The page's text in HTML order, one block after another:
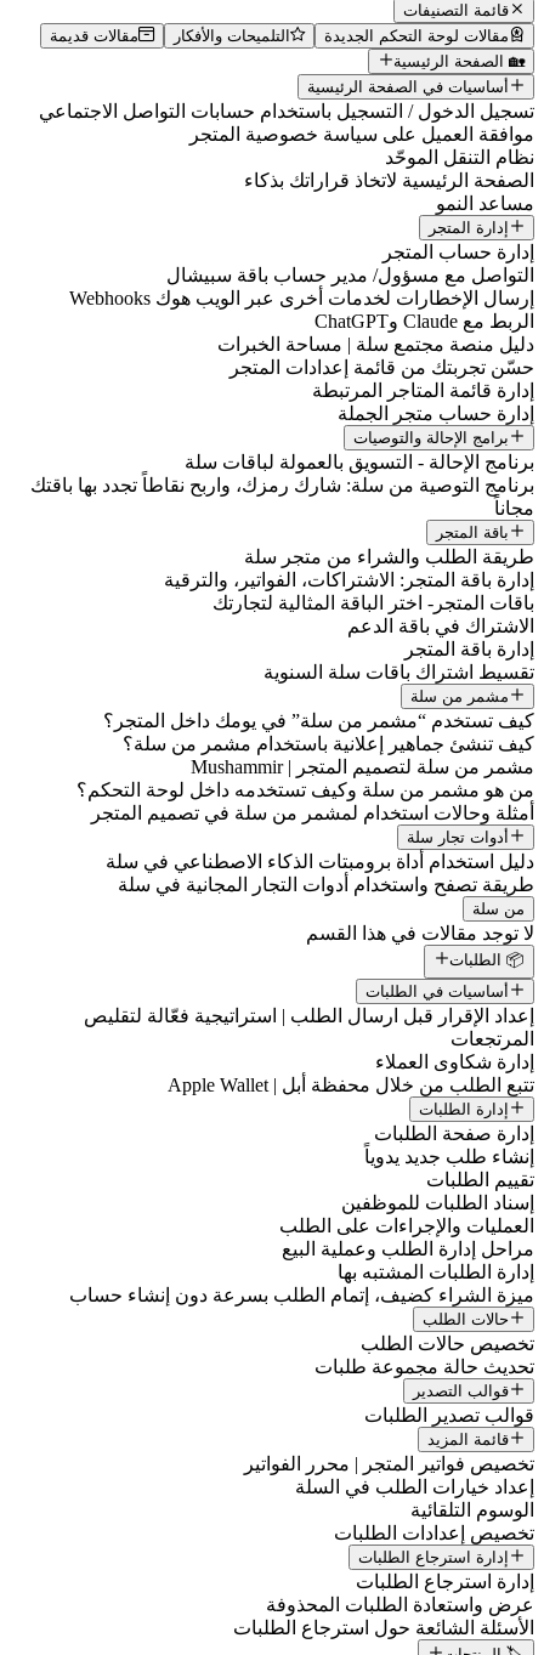
قائمة التصنيفات
مقالات لوحة التحكم الجديدة
التلميحات والأفكار
مقالات قديمة
🏡 الصفحة الرئيسية
أساسيات في الصفحة الرئيسية
تسجيل الدخول / التسجيل باستخدام حسابات التواصل الاجتماعي
موافقة العميل على سياسة خصوصية المتجر
نظام التنقل الموحّد
الصفحة الرئيسية لاتخاذ قراراتك بذكاء
مساعد النمو
إدارة المتجر
إدارة حساب المتجر
التواصل مع مسؤول/ مدير حساب باقة سبيشال
إرسال الإخطارات لخدمات أخرى عبر الويب هوك Webhooks
الربط مع Claude وChatGPT
دليل منصة مجتمع سلة | مساحة الخبرات
حسّن تجربتك من قائمة إعدادات المتجر
إدارة قائمة المتاجر المرتبطة
إدارة حساب متجر الجملة
برامج الإحالة والتوصيات
برنامج الإحالة - التسويق بالعمولة لباقات سلة
برنامج التوصية من سلة: شارك رمزك، واربح نقاطاً تجدد بها باقتك
مجاناً
باقة المتجر
طريقة الطلب والشراء من متجر سلة
إدارة باقة المتجر: الاشتراكات، الفواتير، والترقية
باقات المتجر- اختر الباقة المثالية لتجارتك
الاشتراك في باقة الدعم
إدارة باقة المتجر
تقسيط اشتراك باقات سلة السنوية
مشمر من سلة
كيف تستخدم “مشمر من سلة” في يومك داخل المتجر؟
كيف تنشئ جماهير إعلانية باستخدام مشمر من سلة؟
مشمر من سلة لتصميم المتجر | Mushammir
من هو مشمر من سلة وكيف تستخدمه داخل لوحة التحكم؟
أمثلة وحالات استخدام لمشمر من سلة في تصميم المتجر
أدوات تجار سلة
دليل استخدام أداة برومبتات الذكاء الاصطناعي في سلة
طريقة تصفح واستخدام أدوات التجار المجانية في سلة
من سلة
لا توجد مقالات في هذا القسم
📦 الطلبات
أساسيات في الطلبات
إعداد الإقرار قبل ارسال الطلب | استراتيجية فعّالة لتقليص
المرتجعات
إدارة شكاوى العملاء
تتبع الطلب من خلال محفظة أبل | Apple Wallet
إدارة الطلبات
إدارة صفحة الطلبات
إنشاء طلب جديد يدوياً
تقييم الطلبات
إسناد الطلبات للموظفين
العمليات والإجراءات على الطلب
مراحل إدارة الطلب وعملية البيع
إدارة الطلبات المشتبه بها
ميزة الشراء كضيف، إتمام الطلب بسرعة دون إنشاء حساب
حالات الطلب
تخصيص حالات الطلب
تحديث حالة مجموعة طلبات
قوالب التصدير
قوالب تصدير الطلبات
قائمة المزيد
تخصيص فواتير المتجر | محرر الفواتير
إعداد خيارات الطلب في السلة
الوسوم التلقائية
تخصيص إعدادات الطلبات
إدارة استرجاع الطلبات
إدارة استرجاع الطلبات
عرض واستعادة الطلبات المحذوفة
الأسئلة الشائعة حول استرجاع الطلبات